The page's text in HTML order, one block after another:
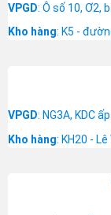
VPGD: Ô số 10, Ơ2,
Kho hàng: K5 -
VPGD: NG3A, KDC
Kho hàng: KH20 -